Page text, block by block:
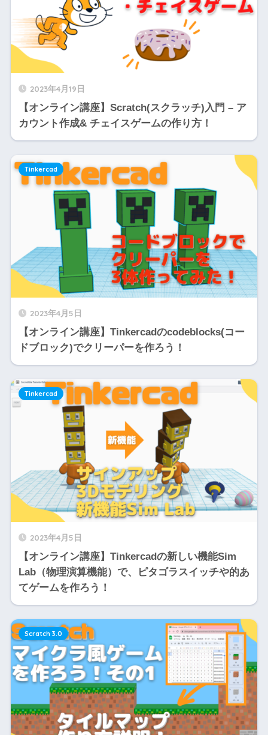
2023年4月19日
【オンライン講座】Scratch(スクラッチ)入門 – ア
カウント作成& チェイスゲームの作り方！
2023年4月5日
【オンライン講座】Tinkercadのcodeblocks(コー
ドブロック)でクリーパーを作ろう！
Tinkercad
2023年4月5日
【オンライン講座】Tinkercadの新しい機能Sim
Lab（物理演算機能）で、ピタゴラスイッチや的あ
てゲームを作ろう！
Tinkercad
Scratch 3.0